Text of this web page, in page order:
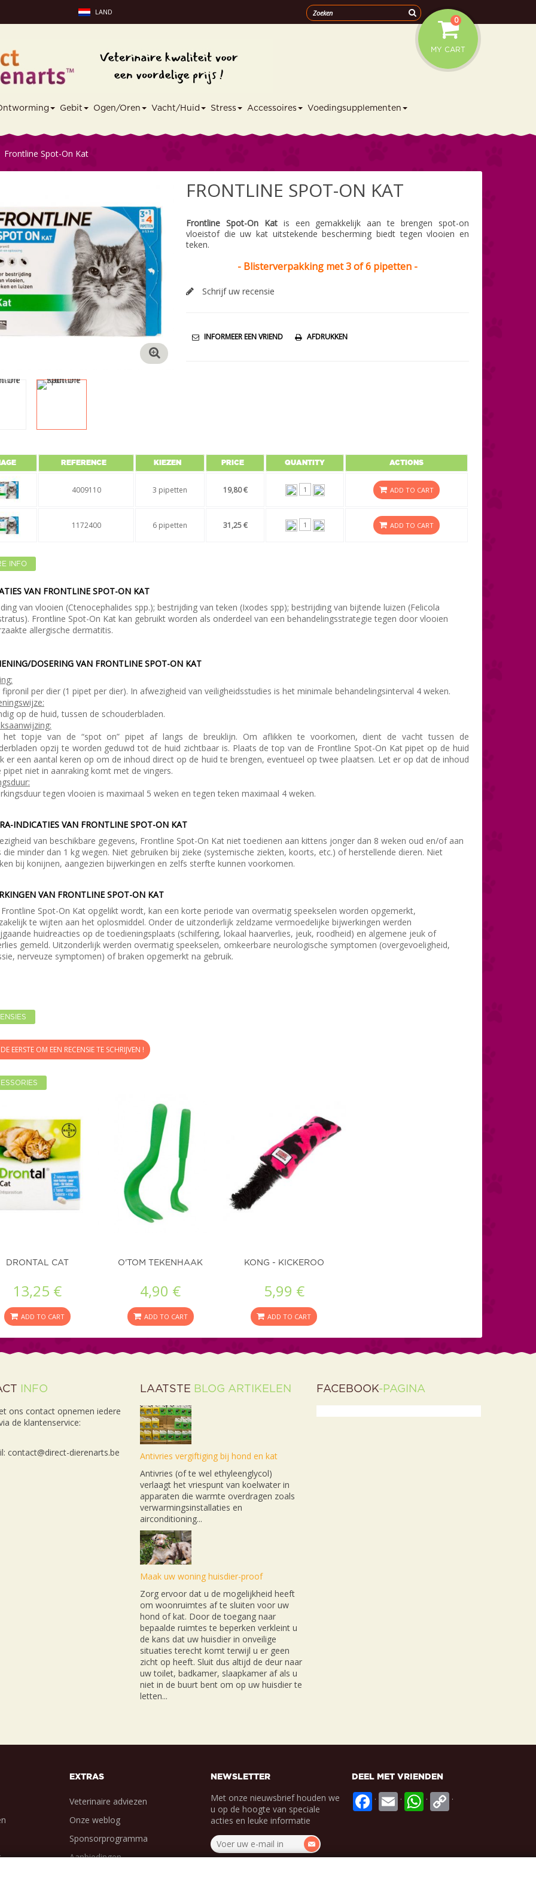
LAND
MY CART
0
Gebit Ogen/Oren Vacht/Huid Stress Accessoires Voedingsupplementen
Frontline Spot-On Kat
FRONTLINE SPOT-ON KAT
Frontline Spot-On Katis een gemakkelijk aan te brengen spot-on
vloeistof die uw kat uitstekende bescherming biedt tegen vlooien en
teken.
- Blisterverpakking met 3 of 6 pipetten -
Schrijf uw recensie
INFORMEER EEN VRIEND AFDRUKKEN
REFERENCE KIEZEN PRICE QUANTITY ACTIONS
4009110 3 pipetten 19,80 € ADD TO CART
1172400 6 pipetten 31,25 € ADD TO CART
INFO
VAN FRONTLINE SPOT-ON KAT
van vlooien (Ctenocephalides spp.); bestrijding van teken (Ixodes spp); bestrijding van bijtende luizen (Felicola
Frontline Spot-On Kat kan gebruikt worden als onderdeel van een behandelingsstrategie tegen door vlooien
allergische dermatitis.
DOSERING VAN FRONTLINE SPOT-ON KAT
:
per dier (1 pipet per dier). In afwezigheid van veiligheidsstudies is het minimale behandelingsinterval 4 weken.
:
op de huid, tussen de schouderbladen.
het topje van de “spot on” pipet af langs de breuklijn. Om aflikken te voorkomen, dient de vacht tussen de
opzij te worden geduwd tot de huid zichtbaar is. Plaats de top van de Frontline Spot-On Kat pipet op de huid
er een aantal keren op om de inhoud direct op de huid te brengen, eventueel op twee plaatsen. Let er op dat de inhoud
pipet niet in aanraking komt met de vingers.
tegen vlooien is maximaal 5 weken en tegen teken maximaal 4 weken.
INDICATIES VAN FRONTLINE SPOT-ON KAT
van beschikbare gegevens, Frontline Spot-On Kat niet toedienen aan kittens jonger dan 8 weken oud en/of aan
die minder dan 1 kg wegen. Niet gebruiken bij zieke (systemische ziekten, koorts, etc.) of herstellende dieren. Niet
bij konijnen, aangezien bijwerkingen en zelfs sterfte kunnen voorkomen.
VAN FRONTLINE SPOT-ON KAT
Spot-On Kat opgelikt wordt, kan een korte periode van overmatig speekselen worden opgemerkt,
te wijten aan het oplosmiddel. Onder de uitzonderlijk zeldzame vermoedelijke bijwerkingen werden
huidreacties op de toedieningsplaats (schilfering, lokaal haarverlies, jeuk, roodheid) en algemene jeuk of
gemeld. Uitzonderlijk werden overmatig speekselen, omkeerbare neurologische symptomen (overgevoeligheid,
nerveuze symptomen) of braken opgemerkt na gebruik.
EERSTE OM EEN RECENSIE TE SCHRIJVEN !
DRONTAL CAT
13,25 €
ADD TO CART
O'TOM TEKENHAAK
4,90 €
ADD TO CART
KONG - KICKEROO
5,99 €
ADD TO CART
INFO
ons contact opnemen iedere
de klantenservice:
contact@direct-dierenarts.be
LAATSTE BLOG ARTIKELEN
Antivries vergiftiging bij hond en kat
Antivries (of te wel ethyleenglycol)
verlaagt het vriespunt van koelwater in
apparaten die warmte overdragen zoals
verwarmingsinstallaties en
airconditioning...
Maak uw woning huisdier-proof
Zorg ervoor dat u de mogelijkheid heeft
om woonruimtes af te sluiten voor uw
hond of kat. Door de toegang naar
bepaalde ruimtes te beperken verkleint u
de kans dat uw huisdier in onveilige
situaties terecht komt terwijl u er geen
zicht op heeft. Sluit dus altijd de deur naar
uw toilet, badkamer, slaapkamer af als u
niet in de buurt bent om op uw huisdier te
letten...
FACEBOOK-PAGINA
EXTRAS
Veterinaire adviezen
Onze weblog
Sponsorprogramma
Aanbiedingen
NEWSLETTER
Met onze nieuwsbrief houden we
u op de hoogte van speciale
acties en leuke informatie
DEEL MET VRIENDEN
. . . .